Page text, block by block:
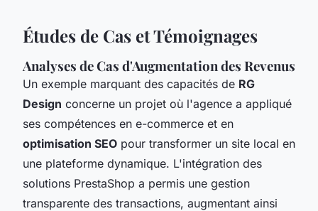
Études de Cas et Témoignages
Analyses de Cas d'Augmentation des Revenus
Un exemple marquant des capacités de RG
Design concerne un projet où l'agence a appliqué
ses compétences en e-commerce et en
optimisation SEO pour transformer un site local en
une plateforme dynamique. L'intégration des
solutions PrestaShop a permis une gestion
transparente des transactions, augmentant ainsi